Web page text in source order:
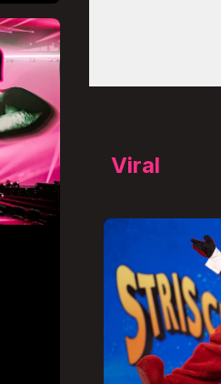
Viral